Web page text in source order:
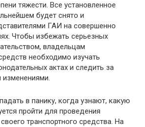
тяжести. Все установленное
будет снято и
ГАИ на совершенно
Чтобы избежать серьезных
владельцам
необходимо изучать
актах и следить за
изменениями.
в панику, когда узнают, какую
пройти для проведения
транспортного средства. На